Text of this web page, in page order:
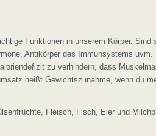
Funktionen in unserem Körper.
Antikörper des Immunsystems
zu verhindern, dass
heißt Gewichtszunahme, wenn du
Fleisch, Fisch, Eier und